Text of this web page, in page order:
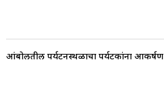
आंबोलीतील पर्यटनस्थळाचा पर्यटकांना आकर्षण